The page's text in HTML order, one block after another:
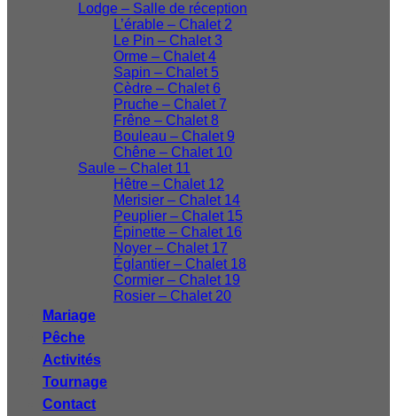
Lodge – Salle de réception
L’érable – Chalet 2
Le Pin – Chalet 3
Orme – Chalet 4
Sapin – Chalet 5
Cèdre – Chalet 6
Pruche – Chalet 7
Frêne – Chalet 8
Bouleau – Chalet 9
Chêne – Chalet 10
Saule – Chalet 11
Hêtre – Chalet 12
Merisier – Chalet 14
Peuplier – Chalet 15
Épinette – Chalet 16
Noyer – Chalet 17
Églantier – Chalet 18
Cormier – Chalet 19
Rosier – Chalet 20
Mariage
Pêche
Activités
Tournage
Contact